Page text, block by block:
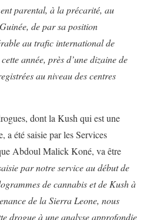
parental, à la précarité, au
de par sa position
au trafic international de
année, près d’une dizaine de
au niveau des centres
dont la Kush qui est une
a été saisie par les Services
Abdoul Malick Koné, va être
par notre service au début de
de cannabis et de Kush à
de la Sierra Leone, nous
drogue à une analyse approfondie